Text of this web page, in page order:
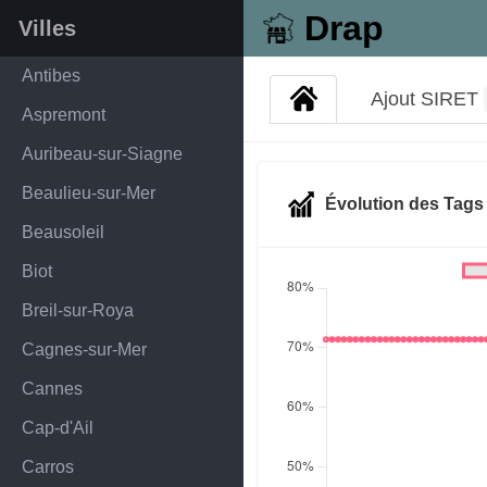
Drap
Villes
Antibes
Aspremont
Auribeau-sur-Siagne
Beaulieu-sur-Mer
Beausoleil
Biot
Breil-sur-Roya
Cagnes-sur-Mer
Cannes
Cap-d'Ail
Carros
Ajout SIRET
Évolution des